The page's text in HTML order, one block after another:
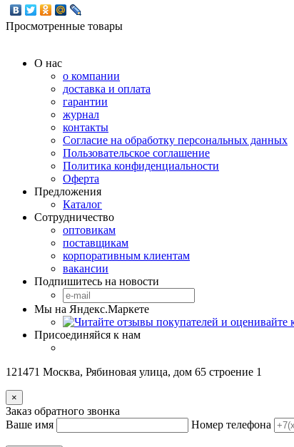
Просмотренные товары
О нас
о компании
доставка и оплата
гарантии
журнал
контакты
Согласие на обработку персональных данных
Пользовательское соглашение
Политика конфиденциальности
Оферта
Предложения
Каталог
Сотрудничество
оптовикам
поставщикам
корпоративным клиентам
вакансии
Подпишитесь на новости
Мы на Яндекс.Маркете
Присоединяйся к нам
121471 Москва, Рябиновая улица, дом 65 строение 1
×
Заказ обратного звонка
Ваше имя
Номер телефона